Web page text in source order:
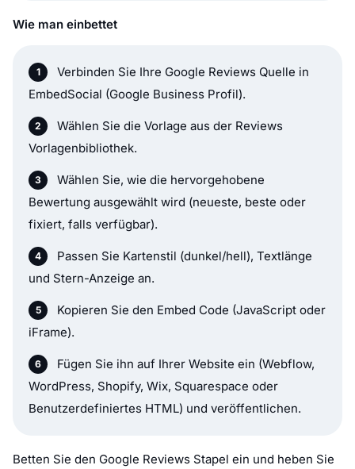
Wie man einbettet
Verbinden Sie Ihre Google Reviews Quelle in
EmbedSocial (Google Business Profil).
Wählen Sie die Vorlage aus der Reviews
Vorlagenbibliothek.
Wählen Sie, wie die hervorgehobene
Bewertung ausgewählt wird (neueste, beste oder
fixiert, falls verfügbar).
Passen Sie Kartenstil (dunkel/hell), Textlänge
und Stern-Anzeige an.
Kopieren Sie den Embed Code (JavaScript oder
iFrame).
Fügen Sie ihn auf Ihrer Website ein (Webflow,
WordPress, Shopify, Wix, Squarespace oder
Benutzerdefiniertes HTML) und veröffentlichen.
Betten Sie den Google Reviews Stapel ein und heben Sie